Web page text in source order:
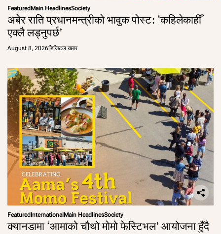
Featured Main HeadlinesSociety
अबेर राति प्रधानमन्त्रीको भावुक पोस्ट: ‘कहिलेकाहीँ
एक्लै लड्नुपर्छ’
August 8, 2026डिजिटल खबर
Featured International Main HeadlinesSociety
क्यानडामा ‘आमाको चौथो मोमो फेस्टिभल’ आयोजना हुँदै